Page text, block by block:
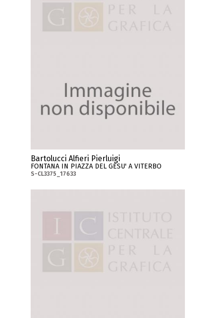
Bartolucci Alfieri Pierluigi
FONTANA IN PIAZZA DEL GESU' A VITERBO
S-CL3375_17633